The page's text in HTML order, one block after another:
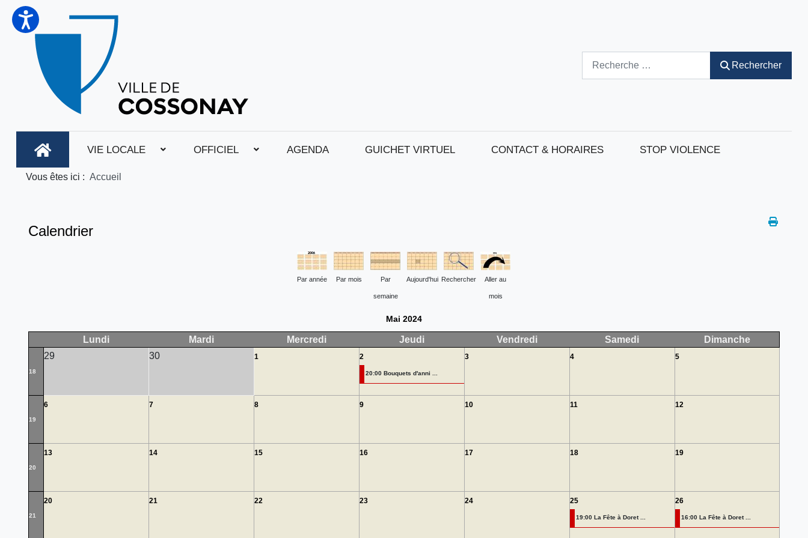
Rechercher
VIE LOCALE OFFICIEL AGENDA GUICHET VIRTUEL CONTACT & HORAIRES STOP VIOLENCE
Vous êtes ici : Accueil
Calendrier
Par année Par mois Par
semaine
Aujourd'hui Rechercher Aller au
mois
Mai 2024
Lundi Mardi Mercredi Jeudi Vendredi Samedi Dimanche
18
29 30 1 2
20:00 Bouquets d'anni ...
3 4 5
19
6 7 8 9 10 11 12
20
13 14 15 16 17 18 19
21
20 21 22 23 24 25
19:00 La Fête à Doret ...
26
16:00 La Fête à Doret ...